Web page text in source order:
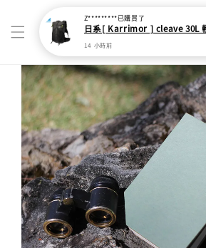
Z*********已購買了
14 小時前